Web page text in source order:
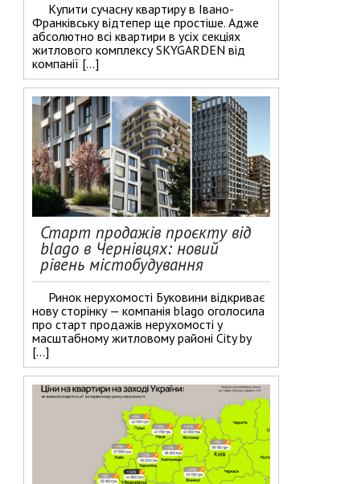
​Купити сучасну квартиру в Івано-
Франківську відтепер ще простіше. Адже
абсолютно всі квартири в усіх секціях
житлового комплексу SKYGARDEN від
компанії […]
Старт продажів проєкту від
blago в Чернівцях: новий
рівень містобудування
Ринок нерухомості Буковини відкриває
нову сторінку — компанія blago оголосила
про старт продажів нерухомості у
масштабному житловому районі City by
[…]